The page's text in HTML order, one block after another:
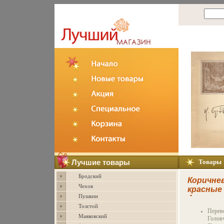
Лучшие товары
Бродский
Чехов
Пушкин
Толстой
Маяковский
Товары
красные
издание